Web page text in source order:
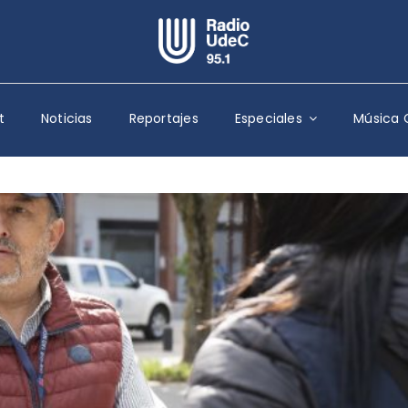
Escuchar Radio UdeC en vivo
Quiénes Somos
Programación
Podcast
Noticias
Reportajes
Columnas
Música Clásica
Especiales
Noticias Reportajes Especiales Música